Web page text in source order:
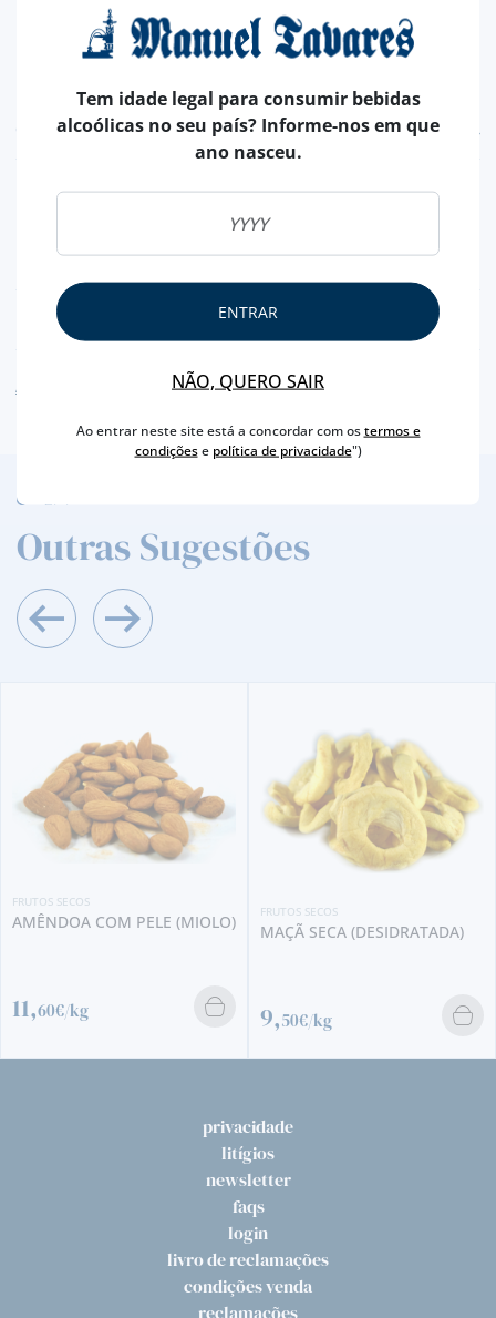
CARACTERÍSTICAS
PAÍS CHILE
CASCA SEM CASCA
NUTRICIONAL & ALERGÉNIOS
AVISO ALERGÉNEO
2/4
Outras Sugestões
FRUTOS SECOS
AMÊNDOA COM PELE (MIOLO)
11,60€/kg
FRUTOS SECOS
MAÇÃ SECA (DESIDRATADA)
9,50€/kg
privacidade
litígios
newsletter
faqs
login
livro de reclamações
condições venda
reclamações
Tem idade legal para consumir bebidas
alcoólicas no seu país? Informe-nos em que
ano nasceu.
ENTRAR
NÃO, QUERO SAIR
Ao entrar neste site está a concordar com ostermos e
condiçõese política de privacidade")